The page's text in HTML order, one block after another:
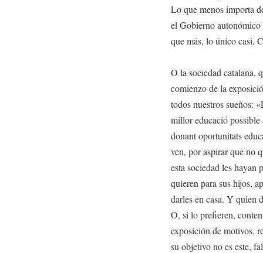
Lo que menos importa
el Gobierno
que más, lo único casi,
O la sociedad catalana,
comienzo de la
todos nuestros sueños:
millor educació possible
donant oportunitats
ven, por aspirar que no
esta sociedad les hayan
quieren para sus hijos,
darles en casa. Y quien
O, si lo prefieren,
exposición de motivos,
su objetivo no es este,